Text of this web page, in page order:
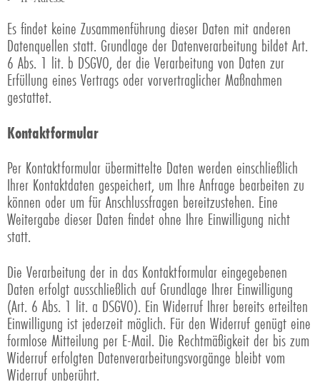
Es findet keine Zusammenführung dieser Daten mit anderen
Datenquellen statt. Grundlage der Datenverarbeitung bildet Art.
6 Abs. 1 lit. b DSGVO, der die Verarbeitung von Daten zur
Erfüllung eines Vertrags oder vorvertraglicher Maßnahmen
gestattet.
Kontaktformular
Per Kontaktformular übermittelte Daten werden einschließlich
Ihrer Kontaktdaten gespeichert, um Ihre Anfrage bearbeiten zu
können oder um für Anschlussfragen bereitzustehen. Eine
Weitergabe dieser Daten findet ohne Ihre Einwilligung nicht
statt.
Die Verarbeitung der in das Kontaktformular eingegebenen
Daten erfolgt ausschließlich auf Grundlage Ihrer Einwilligung
(Art. 6 Abs. 1 lit. a DSGVO). Ein Widerruf Ihrer bereits erteilten
Einwilligung ist jederzeit möglich. Für den Widerruf genügt eine
formlose Mitteilung per E-Mail. Die Rechtmäßigkeit der bis zum
Widerruf erfolgten Datenverarbeitungsvorgänge bleibt vom
Widerruf unberührt.